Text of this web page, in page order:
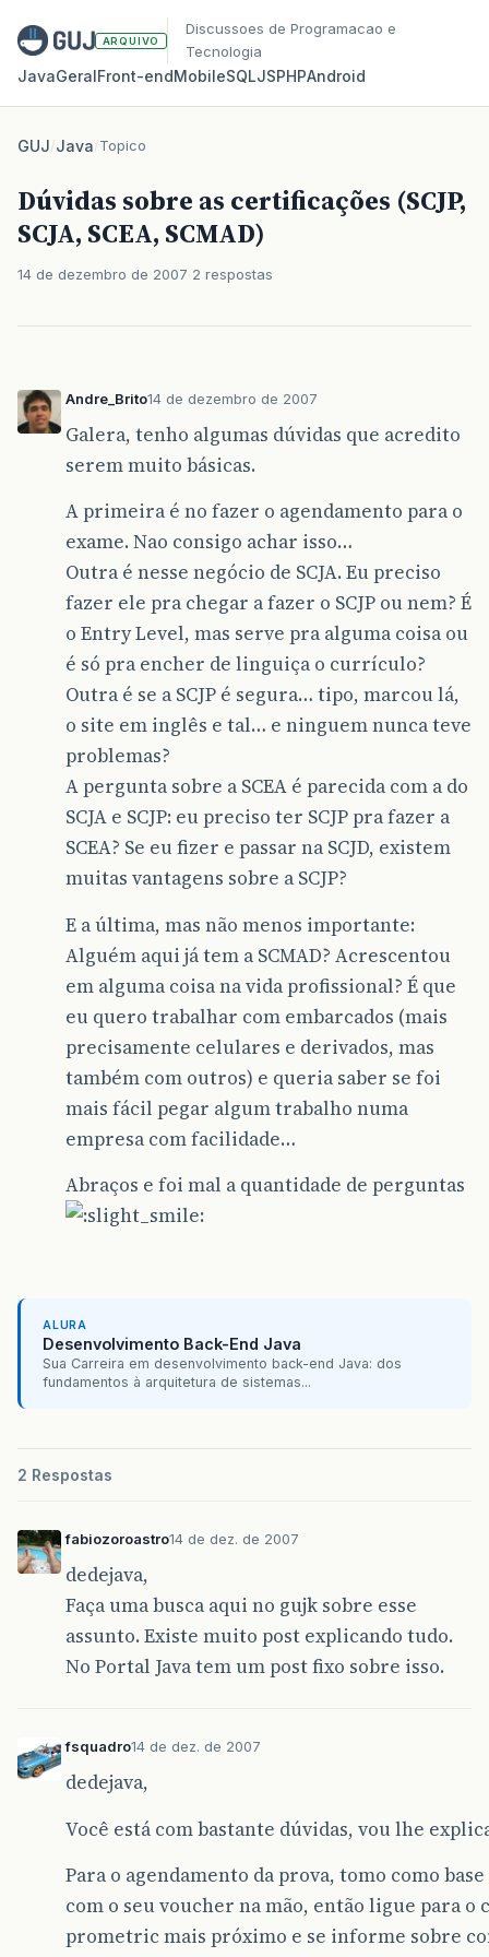
ARQUIVO
Discussoes de Programacao e
Tecnologia
JavaGeralFront‑endMobileSQLJSPHPAndroid
GUJ/Java/Topico
Dúvidas sobre as certificações (SCJP,
SCJA, SCEA, SCMAD)
14 de dezembro de 2007 2 respostas
Andre_Brito14 de dezembro de 2007
Galera, tenho algumas dúvidas que acredito
serem muito básicas.
A primeira é no fazer o agendamento para o
exame. Nao consigo achar isso…
Outra é nesse negócio de SCJA. Eu preciso
fazer ele pra chegar a fazer o SCJP ou nem? É
o Entry Level, mas serve pra alguma coisa ou
é só pra encher de linguiça o currículo?
Outra é se a SCJP é segura… tipo, marcou lá,
o site em inglês e tal… e ninguem nunca teve
problemas?
A pergunta sobre a SCEA é parecida com a do
SCJA e SCJP: eu preciso ter SCJP pra fazer a
SCEA? Se eu fizer e passar na SCJD, existem
muitas vantagens sobre a SCJP?
E a última, mas não menos importante:
Alguém aqui já tem a SCMAD? Acrescentou
em alguma coisa na vida profissional? É que
eu quero trabalhar com embarcados (mais
precisamente celulares e derivados, mas
também com outros) e queria saber se foi
mais fácil pegar algum trabalho numa
empresa com facilidade…
Abraços e foi mal a quantidade de perguntas
ALURA
Desenvolvimento Back-End Java
Sua Carreira em desenvolvimento back-end Java: dos
fundamentos à arquitetura de sistemas...
2 Respostas
fabiozoroastro14 de dez. de 2007
dedejava,
Faça uma busca aqui no gujk sobre esse
assunto. Existe muito post explicando tudo.
No Portal Java tem um post fixo sobre isso.
fsquadro14 de dez. de 2007
dedejava,
Você está com bastante dúvidas, vou lhe
Para o agendamento da prova, tomo como
com o seu voucher na mão, então ligue para o
prometric mais próximo e se informe sobre